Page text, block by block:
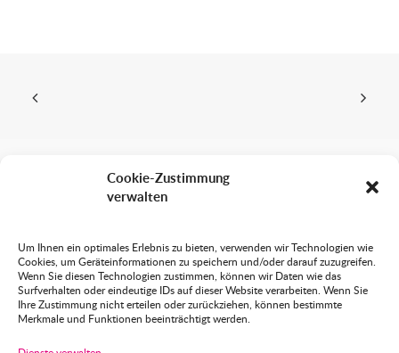
Cookie-Zustimmung
verwalten
Um Ihnen ein optimales Erlebnis zu bieten, verwenden wir Technologien wie
Cookies, um Geräteinformationen zu speichern und/oder darauf zuzugreifen.
Wenn Sie diesen Technologien zustimmen, können wir Daten wie das
Surfverhalten oder eindeutige IDs auf dieser Website verarbeiten. Wenn Sie
Ihre Zustimmung nicht erteilen oder zurückziehen, können bestimmte
Merkmale und Funktionen beeinträchtigt werden.
Grafik Design Animation
Blutenburgstraße 82 RG.
80636 München
089 – 129 77 99